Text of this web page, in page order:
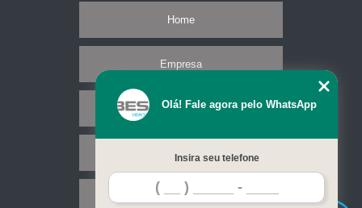
Home
Empresa
Missão
Serviços
Contato
Olá! Fale agora pelo WhatsApp
Insira seu telefone